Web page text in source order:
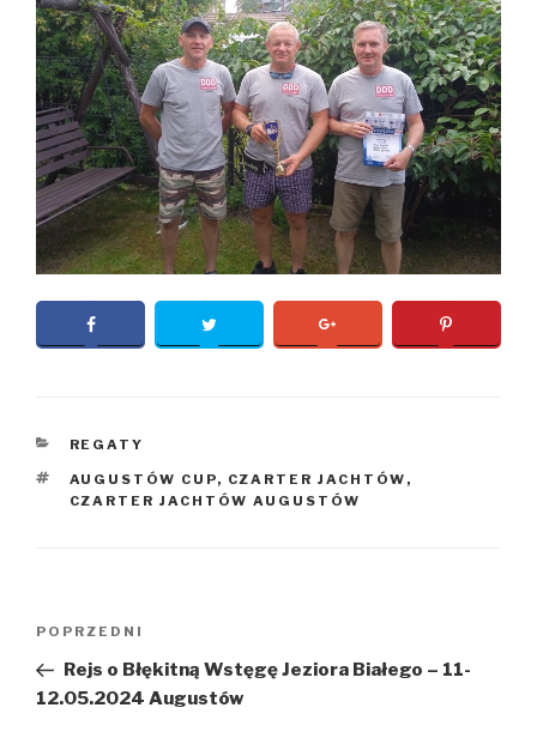
KATEGORIE
REGATY
TAGI
AUGUSTÓW CUP, CZARTER JACHTÓW ,
CZARTER JACHTÓW AUGUSTÓW
Poprzedni
wpis
POPRZEDNI
Rejs o Błękitną Wstęgę Jeziora Białego – 11-
12.05.2024 Augustów